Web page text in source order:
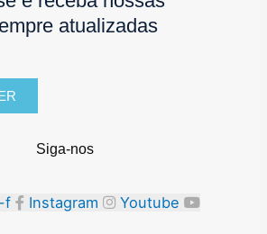
atualizadas
Siga-nos
f Instagram Youtube